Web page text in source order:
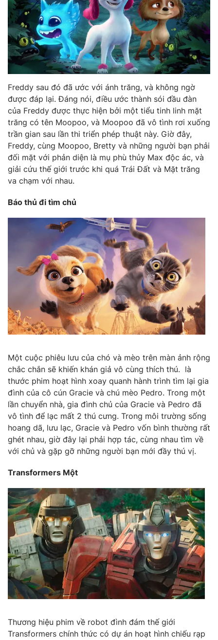
Thị trường
Tư vấn
Chuyên mục khác
Emagazine Podcast
Photo Infographic
Video Shorts video
VTV Money VTV Thể thao
VTV Sức khoẻ Bất động sản
Vươn mình bằng AI
VTV8
Liên hệ tòa soạn English
THỜI BÁO VTV
Theo dõi báo trên
Cơ quan chủ quản: Đài Truyền hình Việt Nam
Cơ quan báo chí:
Thời báo VTV
Giấy phép hoạt động báo in và báo điện tử số 483/GP-BTTTT
cấp ngày 29/12/2023
Tổng Biên tập:Vũ Thanh Thủy
Phó Tổng Biên tập:Nguyễn Thị Mỹ Hạnh, Phạm Quốc Thắng,
Tổng đài VTV:024.38 355 931 - 024.38 355 932
Ðiện thoại Thời báo VTV:024.66 897 897
Email:toasoan@vtv.vn
Liên hệ quảng cáo:024-7300.7108
Freddy sau đó đã ước với ánh trăng, và không ngờ
được đáp lại. Đáng nói, điều ước thành sói đầu đàn
của Freddy được thực hiện bởi một tiểu tinh linh mặt
trăng có tên Moopoo, và Moopoo đã vô tình rơi xuống
trần gian sau lần thi triển phép thuật này. Giờ đây,
Freddy, cùng Moopoo, Bretty và những người bạn phải
đối mặt với phản diện là mụ phù thủy Max độc ác, và
giải cứu thế giới trước khi quá Trái Đất và Mặt trăng
va chạm với nhau.
Báo thủ đi tìm chủ
Một cuộc phiêu lưu của chó và mèo trên màn ảnh rộng
chắc chắn sẽ khiến khán giả vô cùng thích thú. là
thước phim hoạt hình xoay quanh hành trình tìm lại gia
đình của cô cún Gracie và chú mèo Pedro. Trong một
lần chuyển nhà, gia đình chủ của Gracie và Pedro đã
vô tình để lạc mất 2 thú cưng. Trong môi trường sống
hoang dã, lưu lạc, Gracie và Pedro vốn bình thường rất
ghét nhau, giờ đây lại phải hợp tác, cùng nhau tìm về
với chủ và gặp gỡ những người bạn mới đầy thú vị.
Transformers Một
Thương hiệu phim về robot đình đám thế giới
Transformers chính thức có dự án hoạt hình chiếu rạp